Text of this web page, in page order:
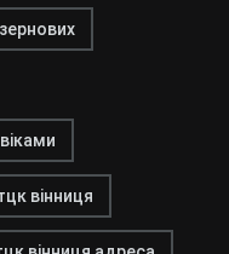
вінниця